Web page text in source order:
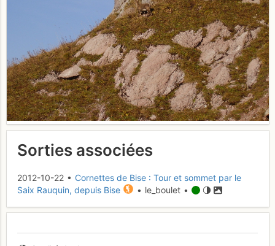
Sorties associées
2012-10-22 • Cornettes de Bise : Tour et sommet par le
Saix Rauquin, depuis Bise
• le_boulet •